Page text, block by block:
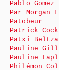
Pablo Gomez
Par Morgan
Patobeur
Patrick
Patxi
Pauline
Pauline
Philémon